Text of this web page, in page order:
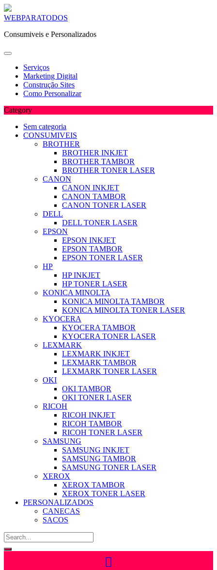
Skip
content
WEBPARATODOS
Consumiveis e Personalizados
Serviços
Marketing Digital
Construção Sites
Como Personalizar
Category
Sem categoria
CONSUMIVEIS
BROTHER
BROTHER INKJET
BROTHER TAMBOR
BROTHER TONER LASER
CANON
CANON INKJET
CANON TAMBOR
CANON TONER LASER
DELL
DELL TONER LASER
EPSON
EPSON INKJET
EPSON TAMBOR
EPSON TONER LASER
HP
HP INKJET
HP TONER LASER
KONICA MINOLTA
KONICA MINOLTA TAMBOR
KONICA MINOLTA TONER LASER
KYOCERA
KYOCERA TAMBOR
KYOCERA TONER LASER
LEXMARK
LEXMARK INKJET
LEXMARK TAMBOR
LEXMARK TONER LASER
OKI
OKI TAMBOR
OKI TONER LASER
RICOH
RICOH INKJET
RICOH TAMBOR
RICOH TONER LASER
SAMSUNG
SAMSUNG INKJET
SAMSUNG TAMBOR
SAMSUNG TONER LASER
XEROX
XEROX TAMBOR
XEROX TONER LASER
PERSONALIZADOS
CANECAS
SACOS